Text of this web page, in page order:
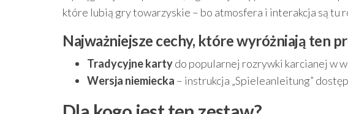
które lubią gry towarzyskie – bo atmosfera i interakcja są tu
Najważniejsze cechy, które wyróżniają ten
Tradycyjne kartydo popularnej rozrywki karcianej w
Wersja niemiecka – instrukcja „Spieleanleitung”